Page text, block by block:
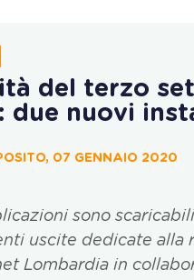
del terzo
due nuovi
07 GENNAIO 2020
sono
uscite dedicate alla
Lombardia in